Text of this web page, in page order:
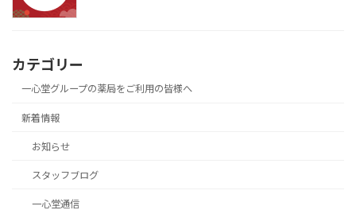
カテゴリー
一心堂グループの薬局をご利用の皆様へ
新着情報
お知らせ
スタッフブログ
一心堂通信